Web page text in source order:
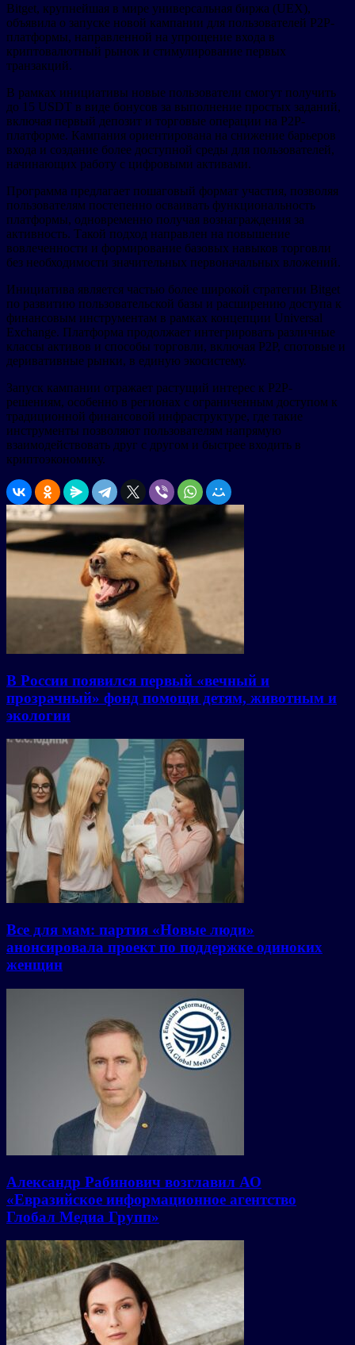
Bitget, крупнейшая в мире универсальная биржа (UEX),
объявила о запуске новой кампании для пользователей P2P-
платформы, направленной на упрощение входа в
криптовалютный рынок и стимулирование первых
транзакций.
В рамках инициативы новые пользователи смогут получить
до 15 USDT в виде бонусов за выполнение простых заданий,
включая первый депозит и торговые операции на P2P-
платформе. Кампания ориентирована на снижение барьеров
входа и создание более доступной среды для пользователей,
начинающих работу с цифровыми активами.
Программа предлагает пошаговый формат участия, позволяя
пользователям постепенно осваивать функциональность
платформы, одновременно получая вознаграждения за
активность. Такой подход направлен на повышение
вовлеченности и формирование базовых навыков торговли
без необходимости значительных первоначальных вложений.
Инициатива является частью более широкой стратегии Bitget
по развитию пользовательской базы и расширению доступа к
финансовым инструментам в рамках концепции Universal
Exchange. Платформа продолжает интегрировать различные
классы активов и способы торговли, включая P2P, спотовые и
деривативные рынки, в единую экосистему.
Запуск кампании отражает растущий интерес к P2P-
решениям, особенно в регионах с ограниченным доступом к
традиционной финансовой инфраструктуре, где такие
инструменты позволяют пользователям напрямую
взаимодействовать друг с другом и быстрее входить в
криптоэкономику.
В России появился первый «вечный и
прозрачный» фонд помощи детям, животным и
экологии
Все для мам: партия «Новые люди»
анонсировала проект по поддержке одиноких
женщин
Александр Рабинович возглавил АО
«Евразийское информационное агентство
Глобал Медиа Групп»